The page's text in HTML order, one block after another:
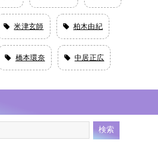
米津玄師 柏木由紀
橋本環奈 中居正広